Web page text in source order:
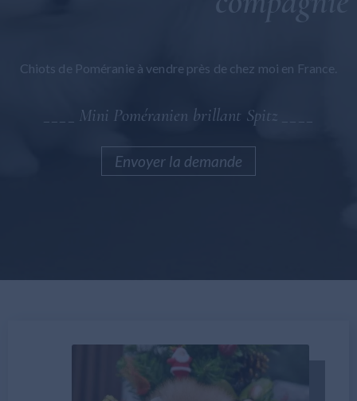
Chiots de Poméranie à vendre près de chez moi en France.
____ Mini Poméranien brillant Spitz ____
Envoyer la demande